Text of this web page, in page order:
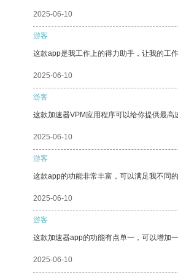
2025-06-10
游客
这款app是我工作上的得力助手，让我的工
2025-06-10
游客
这款加速器VPM应用程序可以给你提供最高
2025-06-10
游客
这款app的功能非常丰富，可以满足我不同的
2025-06-10
游客
这款加速器app的功能有点单一，可以增加
2025-06-10